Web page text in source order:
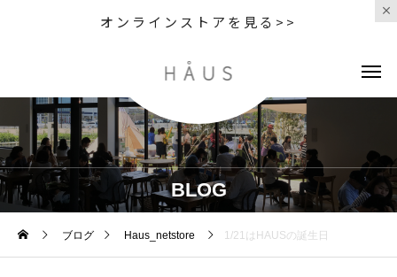
オンラインストアを見る>>
BLOG
ブログ Haus_netstore 1/21はHAUSの誕生日